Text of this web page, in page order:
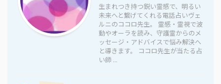
生まれつき持つ鋭い霊感で、明るい
未来へと繋げてくれる電話占いヴェ
ルニのココロ先生。 霊感・霊視で波
動やオーラを読み、守護霊からのメ
ッセージ・アドバイスで悩み解決へ
と導きます。 ココロ先生が当たる占
い師 ...